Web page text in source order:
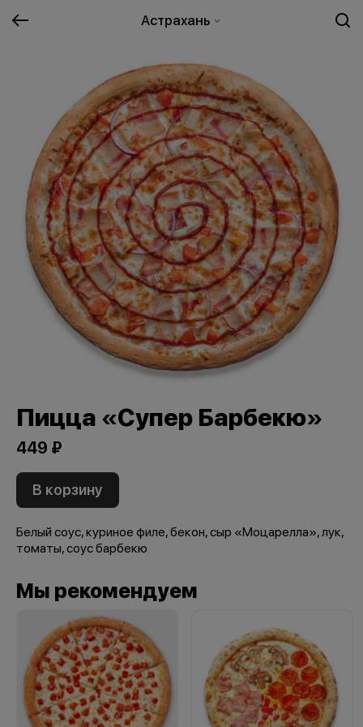
Астрахань
Пицца «Супер Барбекю»
449 ₽
В корзину
Белый соус, куриное филе, бекон, сыр «Моцарелла», лук,
томаты, соус барбекю
Мы рекомендуем